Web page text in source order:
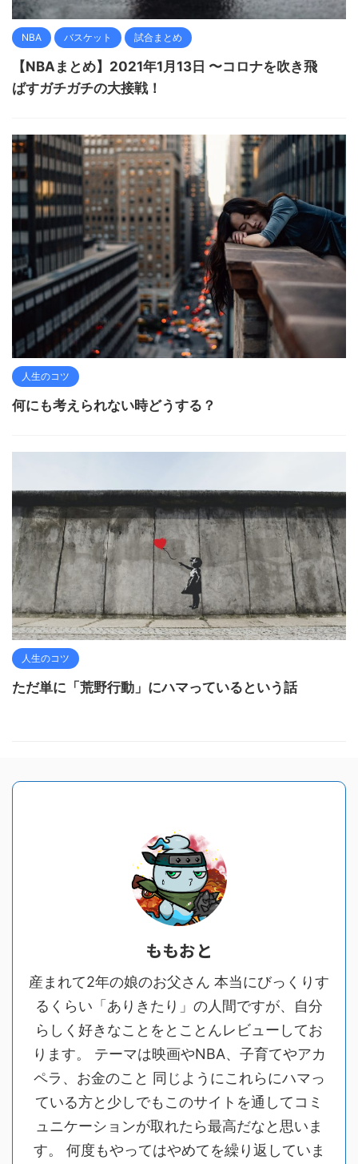
NBA バスケット 試合まとめ
【NBAまとめ】2021年1月13日 〜コロナを吹き飛
ばすガチガチの大接戦！
人生のコツ
何にも考えられない時どうする？
人生のコツ
ただ単に「荒野行動」にハマっているという話
ももおと
産まれて2年の娘のお父さん 本当にびっくりす
るくらい「ありきたり」の人間ですが、自分
らしく好きなことをとことんレビューしてお
ります。 テーマは映画やNBA、子育てやアカ
ペラ、お金のこと 同じようにこれらにハマっ
ている方と少しでもこのサイトを通してコミ
ュニケーションが取れたら最高だなと思いま
す。 何度もやってはやめてを繰り返していま